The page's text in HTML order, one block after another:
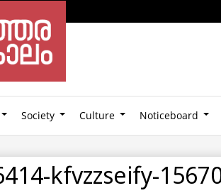
Society Culture Noticeboard
kfvzzseify-